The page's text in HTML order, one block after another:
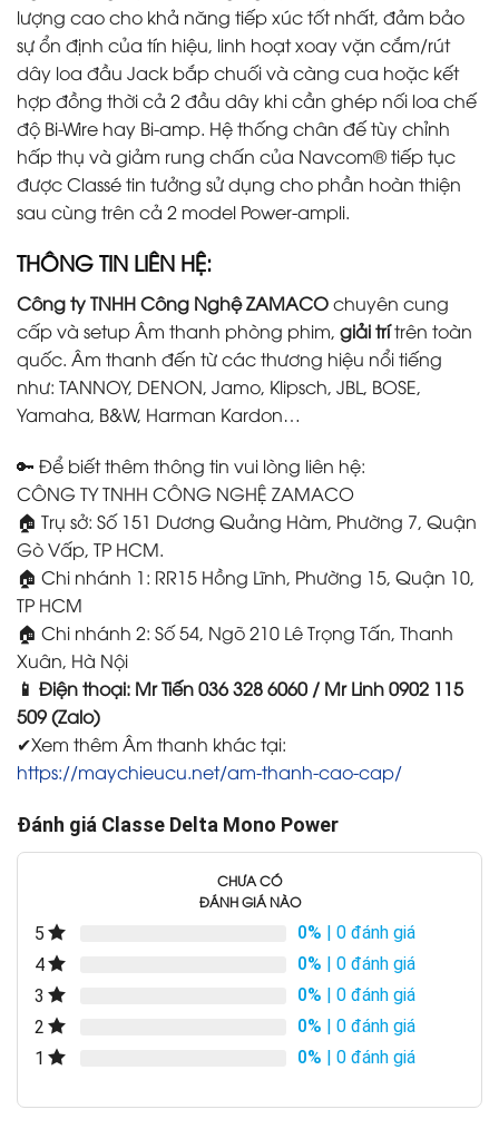
lượng cao cho khả năng tiếp xúc tốt nhất, đảm bảo
sự ổn định của tín hiệu, linh hoạt xoay vặn cắm/rút
dây loa đầu Jack bắp chuối và càng cua hoặc kết
hợp đồng thời cả 2 đầu dây khi cần ghép nối loa chế
độ Bi-Wire hay Bi-amp. Hệ thống chân đế tùy chỉnh
hấp thụ và giảm rung chấn của Navcom® tiếp tục
được Classé tin tưởng sử dụng cho phần hoàn thiện
sau cùng trên cả 2 model Power-ampli.
THÔNG TIN LIÊN HỆ:
Công ty TNHH Công Nghệ ZAMACOchuyên cung
cấp và setup Âm thanh phòng phim, giải trítrên toàn
quốc. Âm thanh đến từ các thương hiệu nổi tiếng
như: TANNOY, DENON, Jamo, Klipsch, JBL, BOSE,
Yamaha, B&W, Harman Kardon…
🔑 Để biết thêm thông tin vui lòng liên hệ:
CÔNG TY TNHH CÔNG NGHỆ ZAMACO
🏠 Trụ sở: Số 151 Dương Quảng Hàm, Phường 7, Quận
Gò Vấp, TP HCM.
🏠 Chi nhánh 1: RR15 Hồng Lĩnh, Phường 15, Quận 10,
TP HCM
🏠 Chi nhánh 2: Số 54, Ngõ 210 Lê Trọng Tấn, Thanh
Xuân, Hà Nội
📱 Điện thoại: Mr Tiến 036 328 6060 / Mr Linh 0902 115
509 (Zalo)
✔Xem thêm Âm thanh khác tại:
https://maychieucu.net/am-thanh-cao-cap/
Đánh giá Classe Delta Mono Power
CHƯA CÓ
ĐÁNH GIÁ NÀO
5 0% | 0 đánh giá
4
0% | 0 đánh giá
3
0% | 0 đánh giá
2
0% | 0 đánh giá
1
0% | 0 đánh giá